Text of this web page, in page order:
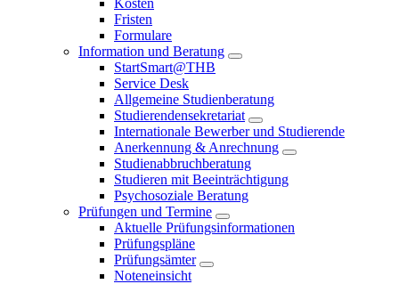
Kosten
Fristen
Formulare
Information und Beratung
StartSmart@THB
Service Desk
Allgemeine Studienberatung
Studierendensekretariat
Internationale Bewerber und Studierende
Anerkennung & Anrechnung
Studienabbruchberatung
Studieren mit Beeinträchtigung
Psychosoziale Beratung
Prüfungen und Termine
Aktuelle Prüfungsinformationen
Prüfungspläne
Prüfungsämter
Noteneinsicht